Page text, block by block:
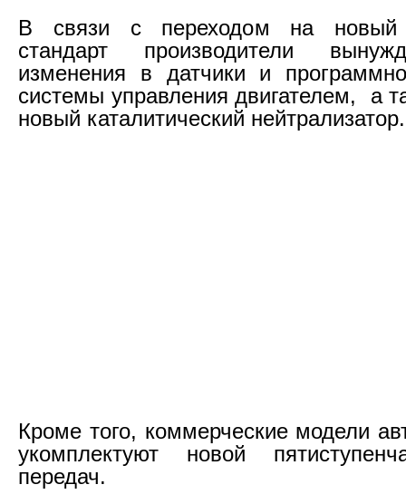
В связи с переходом на новый
стандарт производители
изменения в датчики и
системы управления двигателем, а
новый каталитический нейтрализатор.
Кроме того, коммерческие модели
укомплектуют новой
передач.